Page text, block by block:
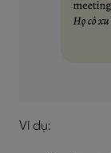
Ví dụ: